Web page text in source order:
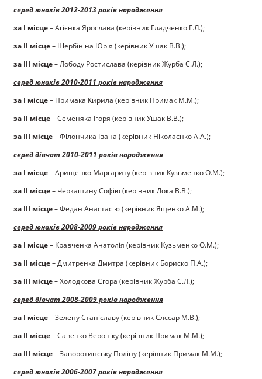
серед юнаків 2012-2013 років народження
за І місце – Агієнка Ярослава (керівник Гладченко Г.Л.);
за ІІ місце – Щербініна Юрія (керівник Ушак В.В.);
за ІІІ місце – Лободу Ростислава (керівник Журба Є.Л.);
серед юнаків 2010-2011 років народження
за І місце – Примака Кирила (керівник Примак М.М.);
за ІІ місце – Семеняка Ігоря (керівник Ушак В.В.);
за ІІІ місце – Філончика Івана (керівник Ніколаєнко А.А.);
серед дівчат 2010-2011 років народження
за І місце – Арищенко Маргариту (керівник Кузьменко О.М.);
за ІІ місце – Черкашину Софію (керівник Дока В.В.);
за ІІІ місце – Федан Анастасію (керівник Ященко А.М.);
серед юнаків 2008-2009 років народження
за І місце – Кравченка Анатолія (керівник Кузьменко О.М.);
за ІІ місце – Дмитренка Дмитра (керівник Бориско П.А.);
за ІІІ місце – Холодкова Єгора (керівник Журба Є.Л.);
серед дівчат 2008-2009 років народження
за І місце – Зелену Станіславу (керівник Слєсар М.В.);
за ІІ місце – Савенко Вероніку (керівник Примак М.М.);
за ІІІ місце – Заворотинську Поліну (керівник Примак М.М.);
серед юнаків 2006-2007 років народження